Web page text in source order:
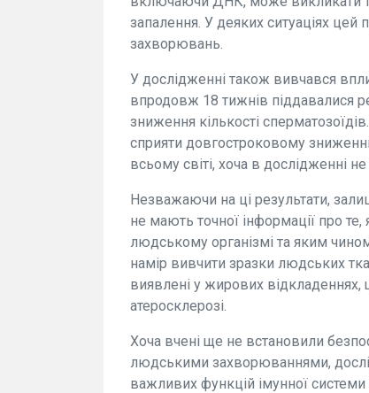
запалення. У деяких ситуаціях
захворювань.
У дослідженні також вивчався
впродовж 18 тижнів піддавалися
зниження кількості
сприяти довгостроковому
всьому світі, хоча в дослідженні
Незважаючи на ці результати,
не мають точної інформації про
людському організмі та яким
намір вивчити зразки людських
виявлені у жирових
атеросклерозі.
Хоча вчені ще не встановили
людськими захворюваннями,
важливих функцій імунної